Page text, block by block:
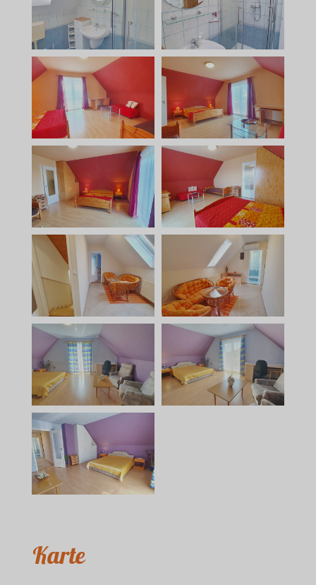
Karte